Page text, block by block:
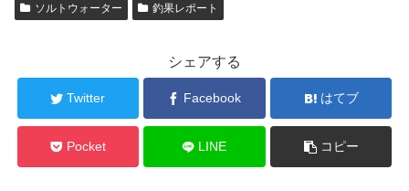
ソルトウォーター 釣果レポート
シェアする
Twitter Facebook はてブ
Pocket LINE コピー